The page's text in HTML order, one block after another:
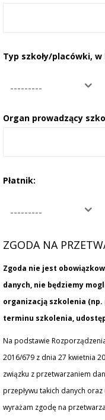
Typ szkoły/placówki,
---------
Organ prowadzący
Płatnik:
---------
ZGODA NA
Zgoda nie jest
danych, nie będziemy
organizacją szkolenia (np.
terminu szkolenia,
Na podstawie
2016/679 z dnia 27 kwietnia
związku z przetwarzaniem
przepływu takich danych
wyrażam zgodę na